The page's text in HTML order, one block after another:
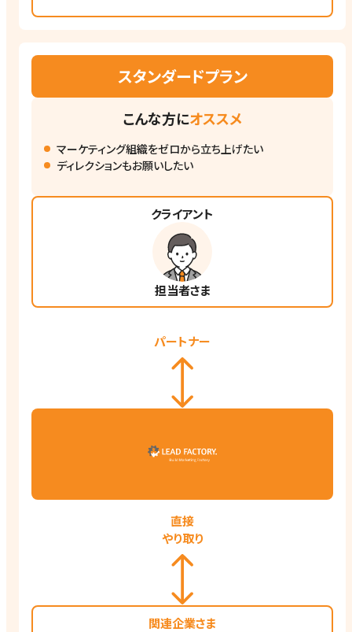
スタンダードプラン
こんな方にオススメ
マーケティング組織をゼロから立ち上げたい
ディレクションもお願いしたい
クライアント
担当者さま
パートナー
直接
やり取り
関連企業さま